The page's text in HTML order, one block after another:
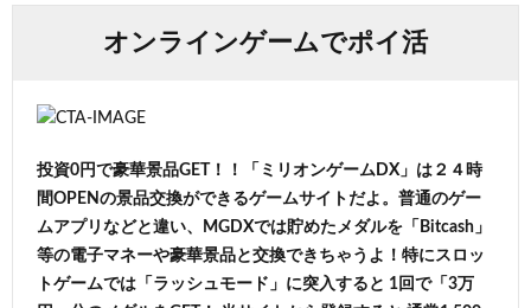
オンラインゲームでポイ活
投資0円で豪華景品GET！！「ミリオンゲームDX」は２４時
間OPENの景品交換ができるゲームサイトだよ。普通のゲー
ムアプリなどと違い、MGDXでは貯めたメダルを「Bitcash」
等の電子マネーや豪華景品と交換できちゃうよ！特にスロッ
トゲームでは「ラッシュモード」に突入すると 1回で「3万